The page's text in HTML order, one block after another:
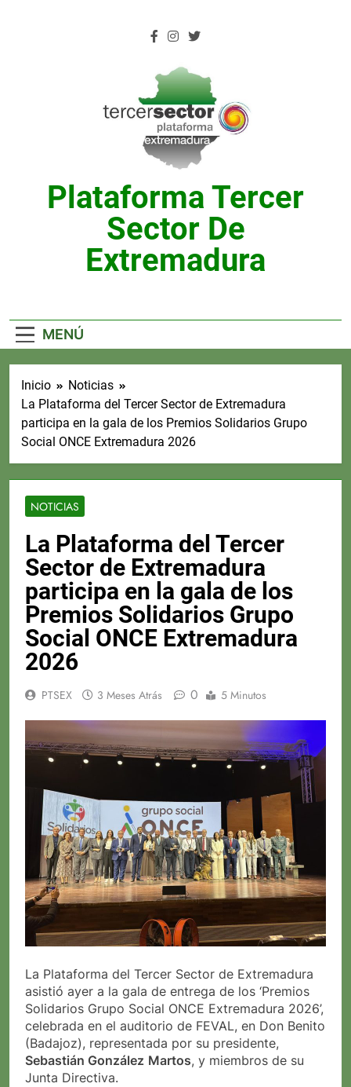
Plataforma Tercer
Sector De
Extremadura
MENÚ
Inicio
Noticias
La Plataforma del Tercer Sector de Extremadura
participa en la gala de los Premios Solidarios Grupo
Social ONCE Extremadura 2026
NOTICIAS
La Plataforma del Tercer
Sector de Extremadura
participa en la gala de los
Premios Solidarios Grupo
Social ONCE Extremadura
2026
PTSEX 3 Meses Atrás 0 5 Minutos
La Plataforma del Tercer Sector de Extremadura
asistió ayer a la gala de entrega de los ‘Premios
Solidarios Grupo Social ONCE Extremadura 2026’,
celebrada en el auditorio de FEVAL, en Don Benito
(Badajoz), representada por su presidente,
Sebastián González Martos, y miembros de su
Junta Directiva.